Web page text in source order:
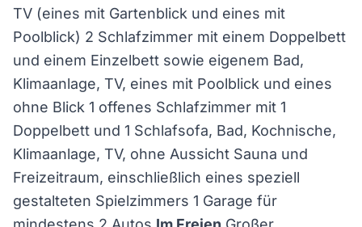
TV (eines mit Gartenblick und eines mit
Poolblick) 2 Schlafzimmer mit einem Doppelbett
und einem Einzelbett sowie eigenem Bad,
Klimaanlage, TV, eines mit Poolblick und eines
ohne Blick 1 offenes Schlafzimmer mit 1
Doppelbett und 1 Schlafsofa, Bad, Kochnische,
Klimaanlage, TV, ohne Aussicht Sauna und
Freizeitraum, einschließlich eines speziell
gestalteten Spielzimmers 1 Garage für